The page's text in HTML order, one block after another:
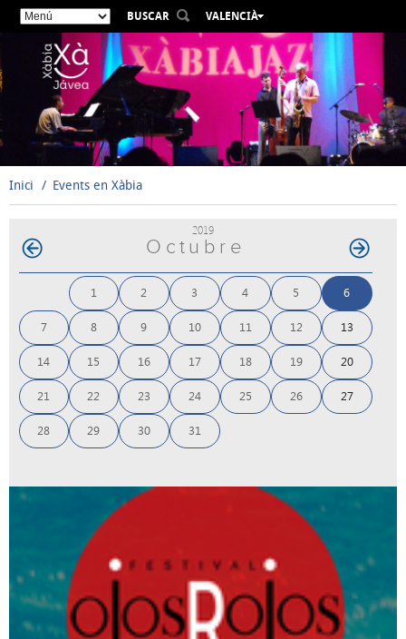
BUSCAR
VALENCIÀ
ESPAÑOL
ENGLISH
DEUTSCH
РУССКИЙ
Inici Events en Xàbia
2019
Octubre
1 2 3 4 5 6
7 8 9 10 11 12 13
14 15 16 17 18 19 20
21 22 23 24 25 26 27
28 29 30 31